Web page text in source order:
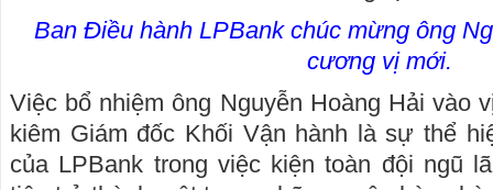
Ban Điều hành LPBank chúc mừng ông
cương vị mới.
Việc bổ nhiệm ông Nguyễn Hoàng Hải vào
kiêm Giám đốc Khối Vận hành là sự thể
của LPBank trong việc kiện toàn đội ngũ